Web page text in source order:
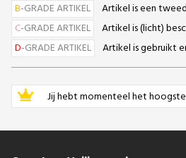
B-GRADE ARTIKEL
Artikel is een
C-GRADE ARTIKEL
Artikel is (licht)
D-GRADE ARTIKEL Artikel is gebruikt
Jij hebt momenteel het